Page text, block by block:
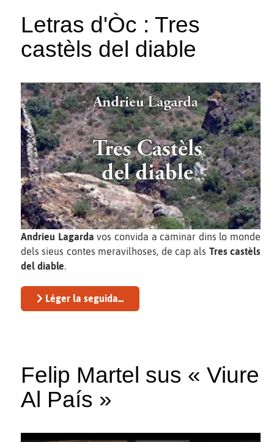
Letras d'Òc : Tres
castèls del diable
Andrieu Lagarda vos convida a caminar dins lo monde
dels sieus contes meravilhoses, de cap als Tres castèls
del diable.
Léger la seguida...
Felip Martel sus « Viure
Al País »